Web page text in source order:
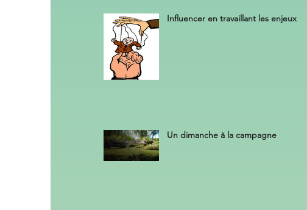
Influencer en travaillant les enjeux
Un dimanche à la campagne